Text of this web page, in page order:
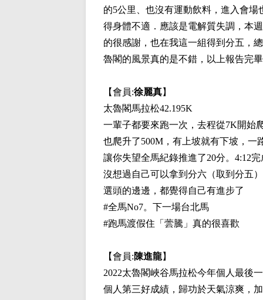
的5公里、也沒有運動飲料，進入會
得身體不適．應該是電解質失調，本
的很感謝，也在我這一組得到分五，
魯閣的風景真的是不錯，以上報告完
【會員:徐麗真】
太魯閣馬拉松42.195K
一輩子都要來跑一次，去程從7K開始
也爬升了500M，有上坡就有下坡，
讓你失望全馬紀錄推進了20分。4:12完
沒想過自己可以拿到分六（取到分五
選頭的邊邊，都覺得自己有進步了
#全馬No7。下一場台北馬
#跑馬渡假住「蕓騰」真的很喜歡
【會員:陳進龍】
2022太魯閣峽谷馬拉松今年個人最後
個人第三好成績，歸功於天氣涼爽，